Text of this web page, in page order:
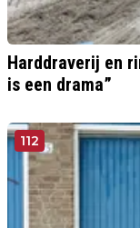
Harddraverij en
is een drama”
112